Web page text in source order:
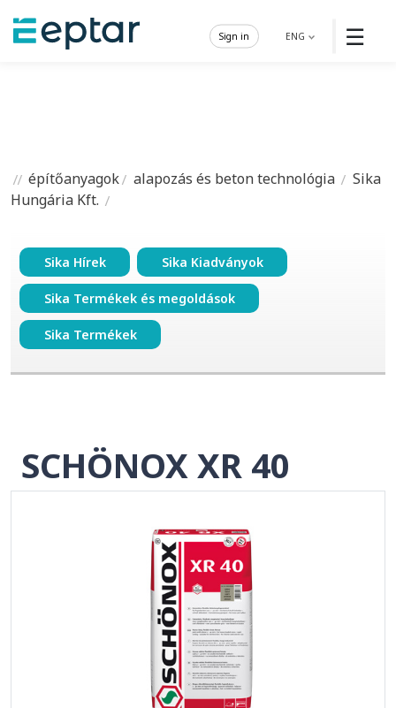
☰
ENG
Sign in
építőanyagok alapozás és beton technológia
Sika
Hungária Kft.
Sika Hírek Sika Kiadványok
Sika Termékek és megoldások
Sika Termékek
SCHÖNOX XR 40